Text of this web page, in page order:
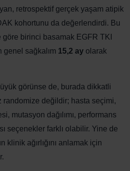
retrospektif gerçek yaşam atipik
kohortunu da değerlendirdi. Bu
birinci basamak EGFR TKI
genel sağkalım 15,2 ay olarak
görünse de, burada dikkatli
randomize değildir; hasta seçimi,
mutasyon dağılımı, performans
seçenekler farklı olabilir. Yine de
klinik ağırlığını anlamak için